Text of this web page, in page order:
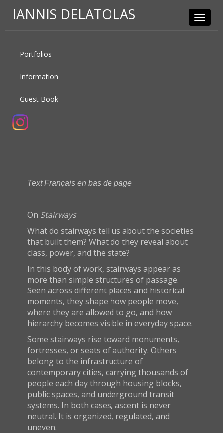
Toggle
IANNIS DELATOLAS
Portfolios
Information
Guest Book
Text Français en bas de page
On Stairways
What do stairways tell us about the societies
that built them? What do they reveal about
class, power, and the state?
In this body of work, stairways appear as
more than simple structures of passage.
Seen across different places and historical
moments, they shape how people move,
where they are allowed to go, and how
hierarchy becomes visible in everyday space.
Some stairways rise toward monuments,
fortresses, or seats of authority. Others
belong to the infrastructure of
contemporary cities, carrying thousands of
people each day through housing blocks,
public spaces, and underground transit
systems. In both cases, ascent is never
neutral. It is organized, regulated, and
uneven.